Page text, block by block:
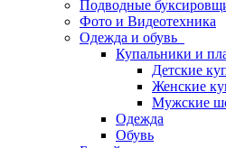
Подводные
Фото и Видеотехника
Одежда и обувь
Купальники и
Детские
Женские
Мужские
Одежда
Обувь